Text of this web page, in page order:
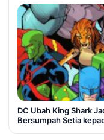
DC Ubah King Shark
Bersumpah Setia